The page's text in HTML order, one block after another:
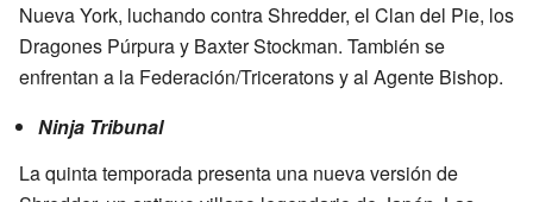
Nueva York, luchando contra Shredder, el Clan del Pie, los
Dragones Púrpura y Baxter Stockman. También se
enfrentan a la Federación/Triceratons y al Agente Bishop.
Ninja Tribunal
La quinta temporada presenta una nueva versión de